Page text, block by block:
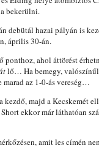
bekerülni.
debütál hazai pályán is
április 30-án.
ponthoz, ahol áttörést
lő… Ha bemegy,
marad az 1-0-ás vereség…
majd a Kecskemét
ekkor már láthatóan
amit les címén